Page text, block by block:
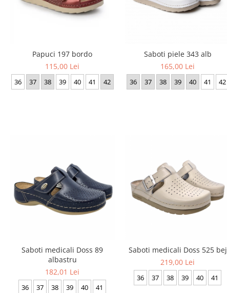
Papuci 197 bordo
115,00 Lei
36 37 38 39 40 41 42
Saboti piele 343 alb
165,00 Lei
36 37 38 39 40 41 42
Saboti medicali Doss 89
albastru
182,01 Lei
36 37 38 39 40 41
Saboti medicali Doss 525 bej
219,00 Lei
36 37 38 39 40 41